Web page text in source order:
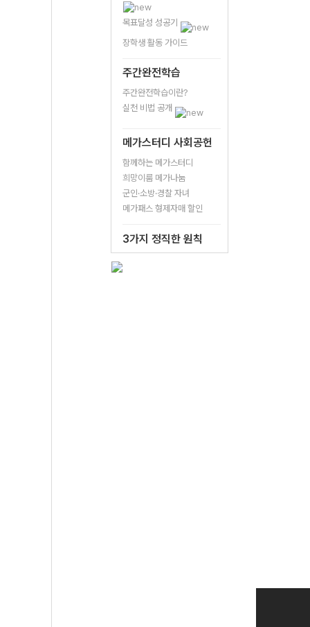
목표달성 성공기
장학생 활동 가이드
주간완전학습
주간완전학습이란?
실천 비법 공개
메가스터디 사회공헌
함께하는 메가스터디
희망이룸 메가나눔
군인·소방·경찰 자녀
메가패스 형제자매 할인
3가지 정직한 원칙